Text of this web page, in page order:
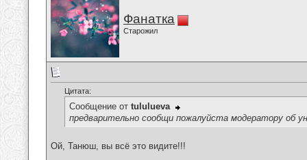
Фанатка
Старожил
Цитата:
Сообщение от tululueva
предварительно сообщи пожалуйста модератору об
Ой, Танюш, вы всё это видите!!!